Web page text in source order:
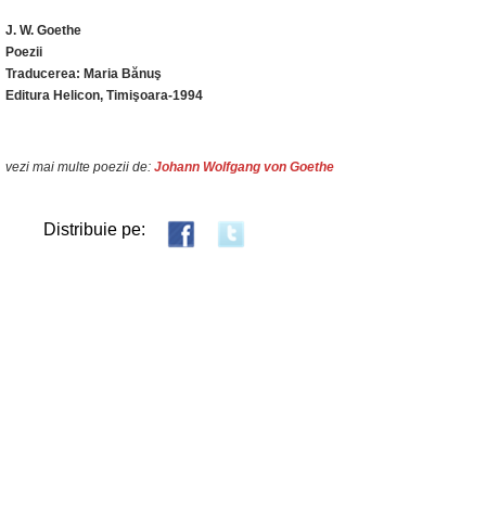
J. W. Goethe
Poezii
Traducerea: Maria Bănuş
Editura Helicon, Timişoara-1994
vezi mai multe poezii de: Johann Wolfgang von Goethe
Distribuie pe: